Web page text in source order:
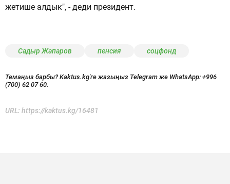
жетише алдык", - деди президент.
Садыр Жапаров пенсия соцфонд
Темаңыз барбы? Kaktus.kg'ге жазыңыз Telegram же WhatsApp: +996
(700) 62 07 60.
URL: https://kaktus.kg/16481